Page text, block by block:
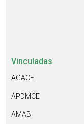
Vinculadas
AGACE
APDMCE
AMAB